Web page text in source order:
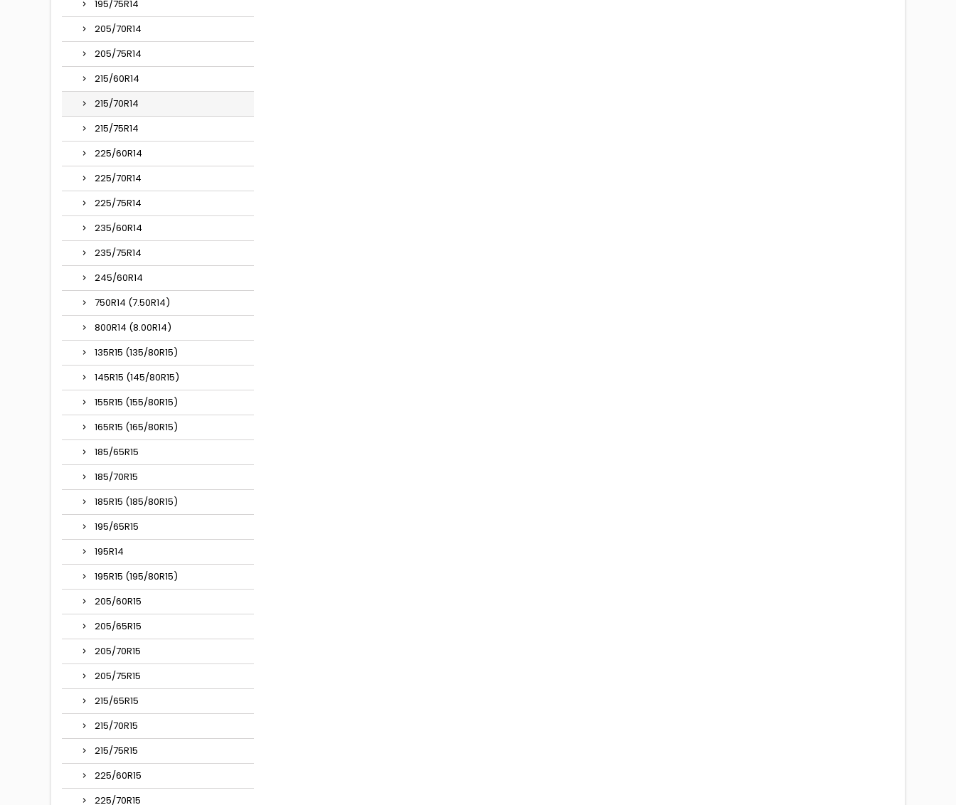
195/75R14
205/70R14
205/75R14
215/60R14
215/70R14
215/75R14
225/60R14
225/70R14
225/75R14
235/60R14
235/75R14
245/60R14
750R14 (7.50R14)
800R14 (8.00R14)
135R15 (135/80R15)
145R15 (145/80R15)
155R15 (155/80R15)
165R15 (165/80R15)
185/65R15
185/70R15
185R15 (185/80R15)
195/65R15
195R14
195R15 (195/80R15)
205/60R15
205/65R15
205/70R15
205/75R15
215/65R15
215/70R15
215/75R15
225/60R15
225/70R15